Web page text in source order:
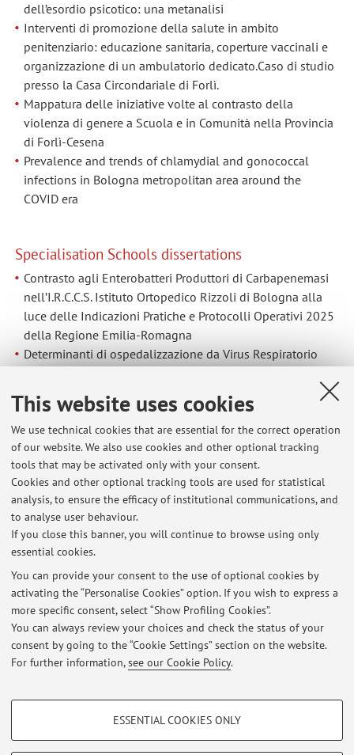
This website uses cookies
We use technical cookies that are essential for the correct operation
of our website. We also use cookies and other optional tracking
tools that may be activated only with your consent.
Cookies and other optional tracking tools are used for statistical
analysis, to ensure the efficacy of institutional communications, and
to analyse user behaviour.
If you close this banner, you will continue to browse using only
essential cookies.
You can provide your consent to the use of optional cookies by
activating the “Personalise Cookies” option. If you wish to express a
more specific consent, select “Show Profiling Cookies”.
You can always review your choices and check the status of your
consent by going to the “Cookie Settings” section on the website.
For further information,see our Cookie Policy.
PROFILING COOKIES - OPTIONAL
ESSENTIAL COOKIES ONLY
dell’esordio psicotico: una metanalisi
Interventi di promozione della salute in ambito
penitenziario: educazione sanitaria, coperture vaccinali e
organizzazione di un ambulatorio dedicato.Caso di studio
presso la Casa Circondariale di Forlì.
Mappatura delle iniziative volte al contrasto della
violenza di genere a Scuola e in Comunità nella Provincia
di Forlì-Cesena
Prevalence and trends of chlamydial and gonococcal
infections in Bologna metropolitan area around the
COVID era
Specialisation Schools dissertations
Contrasto agli Enterobatteri Produttori di Carbapenemasi
nell’I.R.C.C.S. Istituto Ortopedico Rizzoli di Bologna alla
luce delle Indicazioni Pratiche e Protocolli Operativi 2025
della Regione Emilia-Romagna
Determinanti di ospedalizzazione da Virus Respiratorio
epidemiologica e prospettive per nuove strategie di
prevenzione.
La costruzione della nota operatoria settimanale: analisi
dell’impatto organizzativo e delle criticità post
programmazione in un Istituto Ortopedico di riferimento
Le Arbovirosi da Chikungunya, Dengue e Zika: Analisi
della Casistica nel Periodo 2014-2024 e Modello di
Preparedness nell'Azienda USL della Romagna
Latest news
SARS-CoV-2 e Covid-19: IMPORTANTI NEWS E AGGIORNAMENTI
Published on: March 02 2020
Restricted area